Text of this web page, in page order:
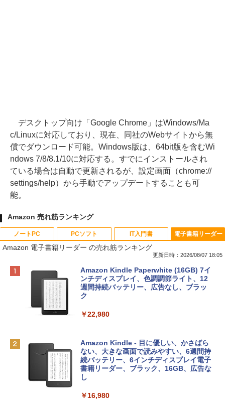
デスクトップ向け「Google Chrome」はWindows/Ma
c/Linuxに対応しており、現在、同社のWebサイトから無
償でダウンロード可能。Windows版は、64bit版を含むWi
ndows 7/8/8.1/10に対応する。すでにインストールされ
ている場合は自動で更新されるが、設定画面（chrome://
settings/help）から手動でアップデートすることも可
能。
Amazon 売れ筋ランキング
ノートPC
Apple 2026 MacBook Neo A18 Proチッ
プ搭載13インチノートブック：AIとAppl
e Intelligence、Liquid Retinaディスプ
レイ、8GBメモリ、512GB SSD、1080p
ィゴ + 3年延長 AppleCare+ for 13インチ
￥162,598
tomtoc 360°保護 15.6 16インチ パソコ
ンケース Dell NEC Lavie ASUS HP dyna
PCソフト
Robloxギフトカード - 800 Robux 【限
定バーチャルアイテムを含む】 【オンラ
インゲームコード】 ロブロックス | オン
ラインコード版
￥1,300
Microsoft Office Home & Business 202
4(最新 永続版)|オンラインコード版|Wind
ows11、10/mac対応|PC2台
￥39,582
IT入門書
生成AIパスポート公式テキスト 第４版
￥1,766
出す プロンプトの言葉 AI画像生成シリー
ズ (はぴーイラストLabo)
￥480
ClaudeCode いちばんやさしい 教科書:
電子書籍リーダー
Amazon 電子書籍リーダー の売れ筋ランキング
更新日時：2026/08/07 18:05
Amazon Kindle Paperwhite (16GB) 7イ
ンチディスプレイ、色調調節ライト、12
週間持続バッテリー、広告なし、ブラッ
ク
￥22,980
Amazon Kindle - 目に優しい、かさばら
ない、大きな画面で読みやすい、6週間持
続バッテリー、6インチディスプレイ電子
書籍リーダー、ブラック、16GB、広告な
し
￥16,980